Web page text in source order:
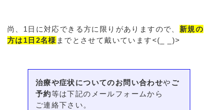
尚、1日に対応できる方に限りがありますので、 新規の
方は1日2名様 までとさせて戴いています<(_ _)>
治療や症状についてのお問い合わせやご
予約等は下記のメールフォームから
ご連絡下さい。